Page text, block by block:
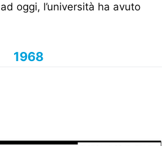
oggi, l’università ha avuto
1968